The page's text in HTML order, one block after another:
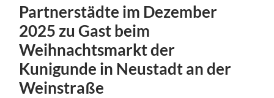
Partnerstädte im Dezember
2025 zu Gast beim
Weihnachtsmarkt der
Kunigunde in Neustadt an der
Weinstraße